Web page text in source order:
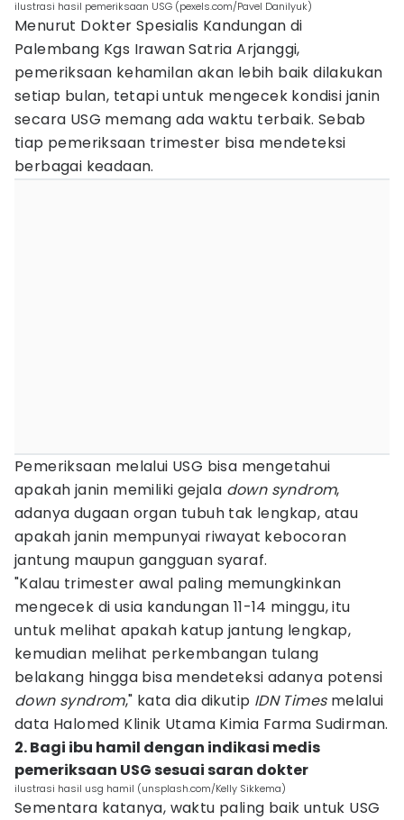
ilustrasi hasil pemeriksaan USG (pexels.com/Pavel Danilyuk)
Menurut Dokter Spesialis Kandungan di
Palembang Kgs Irawan Satria Arjanggi,
pemeriksaan kehamilan akan lebih baik dilakukan
setiap bulan, tetapi untuk mengecek kondisi janin
secara USG memang ada waktu terbaik. Sebab
tiap pemeriksaan trimester bisa mendeteksi
berbagai keadaan.
Pemeriksaan melalui USG bisa mengetahui
apakah janin memiliki gejala down syndrom,
adanya dugaan organ tubuh tak lengkap, atau
apakah janin mempunyai riwayat kebocoran
jantung maupun gangguan syaraf.
"Kalau trimester awal paling memungkinkan
mengecek di usia kandungan 11-14 minggu, itu
untuk melihat apakah katup jantung lengkap,
kemudian melihat perkembangan tulang
belakang hingga bisa mendeteksi adanya potensi
down syndrom," kata dia dikutip IDN Timesmelalui
data Halomed Klinik Utama Kimia Farma Sudirman.
2. Bagi ibu hamil dengan indikasi medis
pemeriksaan USG sesuai saran dokter
ilustrasi hasil usg hamil (unsplash.com/Kelly Sikkema)
Sementara katanya, waktu paling baik untuk USG